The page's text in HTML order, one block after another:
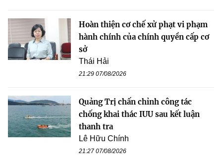
Hoàn thiện cơ chế xử phạt vi phạm
hành chính của chính quyền cấp cơ
sở
Thái Hải
21:29 07/08/2026
Quảng Trị chấn chỉnh công tác
chống khai thác IUU sau kết luận
thanh tra
Lê Hữu Chính
21:27 07/08/2026